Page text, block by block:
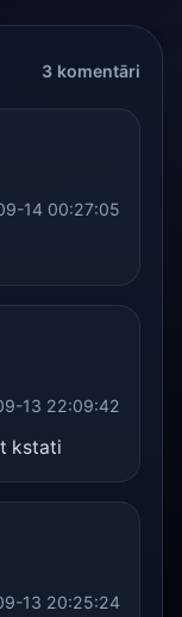
3 komentāri
14 00:27:05
13 22:09:42
kstati
13 20:25:24